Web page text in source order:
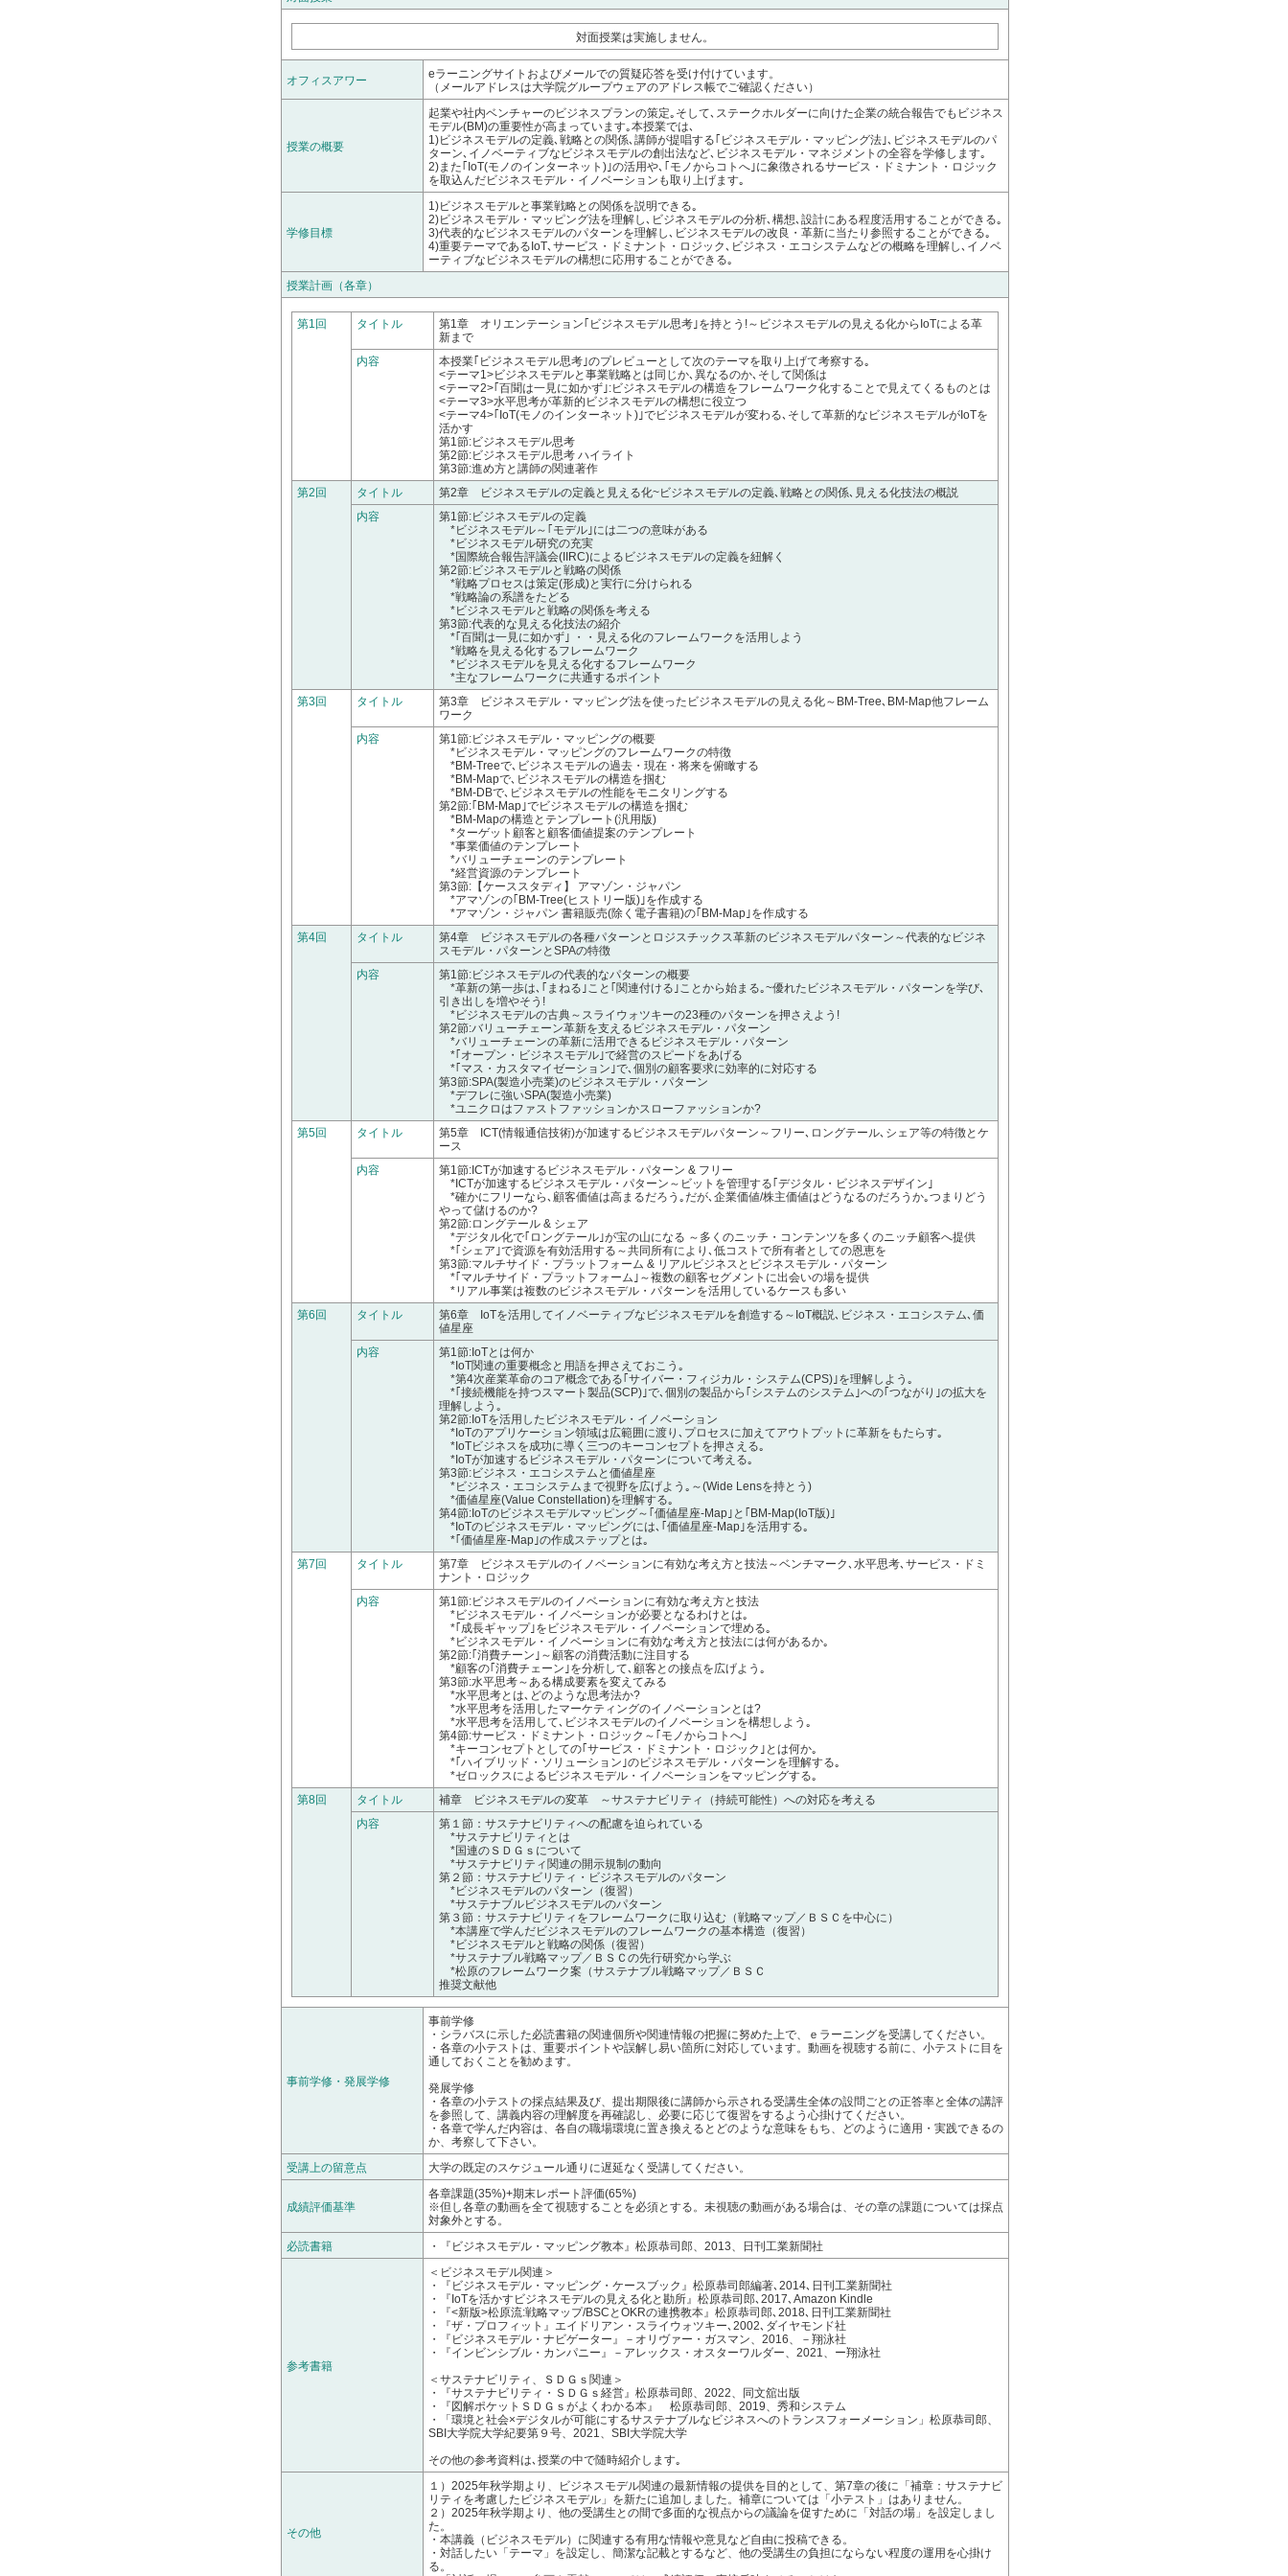
対面授業は実施しません。
オフィスアワー
eラーニングサイトおよびメールでの質疑応答を受け付けています。
（メールアドレスは大学院グループウェアのアドレス帳でご確認ください）
授業の概要
起業や社内ベンチャーのビジネスプランの策定｡そして､ステークホルダーに向けた企業の統合報告でもビジネス
モデル(BM)の重要性が高まっています｡本授業では､
1)ビジネスモデルの定義､戦略との関係､講師が提唱する｢ビジネスモデル・マッピング法｣､ビジネスモデルのパ
ターン､イノベーティブなビジネスモデルの創出法など､ビジネスモデル・マネジメントの全容を学修します｡
2)また｢IoT(モノのインターネット)｣の活用や､｢モノからコトへ｣に象徴されるサービス・ドミナント・ロジック
を取込んだビジネスモデル・イノベーションも取り上げます｡
学修目標
1)ビジネスモデルと事業戦略との関係を説明できる｡
2)ビジネスモデル・マッピング法を理解し､ビジネスモデルの分析､構想､設計にある程度活用することができる｡
3)代表的なビジネスモデルのパターンを理解し､ビジネスモデルの改良・革新に当たり参照することができる｡
4)重要テーマであるIoT､サービス・ドミナント・ロジック､ビジネス・エコシステムなどの概略を理解し､イノベ
ーティブなビジネスモデルの構想に応用することができる｡
授業計画（各章）
第1回 タイトル
第1章 オリエンテーション｢ビジネスモデル思考｣を持とう!～ビジネスモデルの見える化からIoTによる革
新まで
内容
本授業｢ビジネスモデル思考｣のプレビューとして次のテーマを取り上げて考察する｡
<テーマ1>ビジネスモデルと事業戦略とは同じか､異なるのか､そして関係は
<テーマ2>｢百聞は一見に如かず｣:ビジネスモデルの構造をフレームワーク化することで見えてくるものとは
<テーマ3>水平思考が革新的ビジネスモデルの構想に役立つ
<テーマ4>｢IoT(モノのインターネット)｣でビジネスモデルが変わる､そして革新的なビジネスモデルがIoTを
活かす
第1節:ビジネスモデル思考
第2節:ビジネスモデル思考 ハイライト
第3節:進め方と講師の関連著作
第2回
タイトル
第2章 ビジネスモデルの定義と見える化~ビジネスモデルの定義､戦略との関係､見える化技法の概説
内容
第1節:ビジネスモデルの定義
*ビジネスモデル～｢モデル｣には二つの意味がある
*ビジネスモデル研究の充実
*国際統合報告評議会(IIRC)によるビジネスモデルの定義を紐解く
第2節:ビジネスモデルと戦略の関係
*戦略プロセスは策定(形成)と実行に分けられる
*戦略論の系譜をたどる
*ビジネスモデルと戦略の関係を考える
第3節:代表的な見える化技法の紹介
*｢百聞は一見に如かず｣ ・・見える化のフレームワークを活用しよう
*戦略を見える化するフレームワーク
*ビジネスモデルを見える化するフレームワーク
*主なフレームワークに共通するポイント
第3回
タイトル
第3章 ビジネスモデル・マッピング法を使ったビジネスモデルの見える化～BM-Tree､BM-Map他フレーム
ワーク
内容
第1節:ビジネスモデル・マッピングの概要
*ビジネスモデル・マッピングのフレームワークの特徴
*BM-Treeで､ビジネスモデルの過去・現在・将来を俯瞰する
*BM-Mapで､ビジネスモデルの構造を掴む
*BM-DBで､ビジネスモデルの性能をモニタリングする
第2節:｢BM-Map｣でビジネスモデルの構造を掴む
*BM-Mapの構造とテンプレート(汎用版)
*ターゲット顧客と顧客価値提案のテンプレート
*事業価値のテンプレート
*バリューチェーンのテンプレート
*経営資源のテンプレート
第3節:【ケーススタディ】 アマゾン・ジャパン
*アマゾンの｢BM-Tree(ヒストリー版)｣を作成する
*アマゾン・ジャパン 書籍販売(除く電子書籍)の｢BM-Map｣を作成する
第4回
タイトル
第4章 ビジネスモデルの各種パターンとロジスチックス革新のビジネスモデルパターン～代表的なビジネ
スモデル・パターンとSPAの特徴
内容
第1節:ビジネスモデルの代表的なパターンの概要
*革新の第一歩は､｢まねる｣こと｢関連付ける｣ことから始まる｡~優れたビジネスモデル・パターンを学び､
引き出しを増やそう!
*ビジネスモデルの古典～スライウォツキーの23種のパターンを押さえよう!
第2節:バリューチェーン革新を支えるビジネスモデル・パターン
*バリューチェーンの革新に活用できるビジネスモデル・パターン
*｢オープン・ビジネスモデル｣で経営のスピードをあげる
*｢マス・カスタマイゼーション｣で､個別の顧客要求に効率的に対応する
第3節:SPA(製造小売業)のビジネスモデル・パターン
*デフレに強いSPA(製造小売業)
*ユニクロはファストファッションかスローファッションか?
第5回
タイトル
第5章 ICT(情報通信技術)が加速するビジネスモデルパターン～フリー､ロングテール､シェア等の特徴とケ
ース
内容
第1節:ICTが加速するビジネスモデル・パターン & フリー
*ICTが加速するビジネスモデル・パターン～ビットを管理する｢デジタル・ビジネスデザイン｣
*確かにフリーなら､顧客価値は高まるだろう｡だが､企業価値/株主価値はどうなるのだろうか｡つまりどう
やって儲けるのか?
第2節:ロングテール & シェア
*デジタル化で｢ロングテール｣が宝の山になる ～多くのニッチ・コンテンツを多くのニッチ顧客へ提供
*｢シェア｣で資源を有効活用する～共同所有により､低コストで所有者としての恩恵を
第3節:マルチサイド・プラットフォーム & リアルビジネスとビジネスモデル・パターン
*｢マルチサイド・プラットフォーム｣～複数の顧客セグメントに出会いの場を提供
*リアル事業は複数のビジネスモデル・パターンを活用しているケースも多い
第6回
タイトル
第6章 IoTを活用してイノベーティブなビジネスモデルを創造する～IoT概説､ビジネス・エコシステム､価
値星座
内容
第1節:IoTとは何か
*IoT関連の重要概念と用語を押さえておこう｡
*第4次産業革命のコア概念である｢サイバー・フィジカル・システム(CPS)｣を理解しよう｡
*｢接続機能を持つスマート製品(SCP)｣で､個別の製品から｢システムのシステム｣への｢つながり｣の拡大を
理解しよう｡
第2節:IoTを活用したビジネスモデル・イノベーション
*IoTのアプリケーション領域は広範囲に渡り､プロセスに加えてアウトプットに革新をもたらす｡
*IoTビジネスを成功に導く三つのキーコンセプトを押さえる｡
*IoTが加速するビジネスモデル・パターンについて考える｡
第3節:ビジネス・エコシステムと価値星座
*ビジネス・エコシステムまで視野を広げよう｡～(Wide Lensを持とう)
*価値星座(Value Constellation)を理解する｡
第4節:IoTのビジネスモデルマッピング～｢価値星座-Map｣と｢BM-Map(IoT版)｣
*IoTのビジネスモデル・マッピングには､｢価値星座-Map｣を活用する｡
*｢価値星座-Map｣の作成ステップとは｡
第7回
タイトル
第7章 ビジネスモデルのイノベーションに有効な考え方と技法～ベンチマーク､水平思考､サービス・ドミ
ナント・ロジック
内容
第1節:ビジネスモデルのイノベーションに有効な考え方と技法
*ビジネスモデル・イノベーションが必要となるわけとは｡
*｢成長ギャップ｣をビジネスモデル・イノベーションで埋める｡
*ビジネスモデル・イノベーションに有効な考え方と技法には何があるか｡
第2節:｢消費チーン｣～顧客の消費活動に注目する
*顧客の｢消費チェーン｣を分析して､顧客との接点を広げよう｡
第3節:水平思考～ある構成要素を変えてみる
*水平思考とは､どのような思考法か?
*水平思考を活用したマーケティングのイノベーションとは?
*水平思考を活用して､ビジネスモデルのイノベーションを構想しよう｡
第4節:サービス・ドミナント・ロジック～｢モノからコトへ｣
*キーコンセプトとしての｢サービス・ドミナント・ロジック｣とは何か｡
*｢ハイブリッド・ソリューション｣のビジネスモデル・パターンを理解する｡
*ゼロックスによるビジネスモデル・イノベーションをマッピングする｡
第8回
タイトル
補章 ビジネスモデルの変革 ～サステナビリティ（持続可能性）への対応を考える
内容
第１節：サステナビリティへの配慮を迫られている
*サステナビリティとは
*国連のＳＤＧｓについて
*サステナビリティ関連の開示規制の動向
第２節：サステナビリティ・ビジネスモデルのパターン
*ビジネスモデルのパターン（復習）
*サステナブルビジネスモデルのパターン
第３節：サステナビリティをフレームワークに取り込む（戦略マップ／ＢＳＣを中心に）
*本講座で学んだビジネスモデルのフレームワークの基本構造（復習）
*ビジネスモデルと戦略の関係（復習）
*サステナブル戦略マップ／ＢＳＣの先行研究から学ぶ
*松原のフレームワーク案（サステナブル戦略マップ／ＢＳＣ
推奨文献他
事前学修・発展学修
事前学修
・シラバスに示した必読書籍の関連個所や関連情報の把握に努めた上で、ｅラーニングを受講してください。
・各章の小テストは、重要ポイントや誤解し易い箇所に対応しています。動画を視聴する前に、小テストに目を
通しておくことを勧めます。
発展学修
・各章の小テストの採点結果及び、提出期限後に講師から示される受講生全体の設問ごとの正答率と全体の講評
を参照して、講義内容の理解度を再確認し、必要に応じて復習をするよう心掛けてください。
・各章で学んだ内容は、各自の職場環境に置き換えるとどのような意味をもち、どのように適用・実践できるの
か、考察して下さい。
受講上の留意点
大学の既定のスケジュール通りに遅延なく受講してください。
成績評価基準
各章課題(35%)+期末レポート評価(65%)
※但し各章の動画を全て視聴することを必須とする。未視聴の動画がある場合は、その章の課題については採点
対象外とする。
必読書籍
・『ビジネスモデル・マッピング教本』松原恭司郎、2013、日刊工業新聞社
参考書籍
＜ビジネスモデル関連＞
・『ビジネスモデル・マッピング・ケースブック』松原恭司郎編著､2014､日刊工業新聞社
・『IoTを活かすビジネスモデルの見える化と勘所』松原恭司郎､2017､Amazon Kindle
・『<新版>松原流:戦略マップ/BSCとOKRの連携教本』松原恭司郎､2018､日刊工業新聞社
・『ザ・プロフィット』エイドリアン・スライウォツキー､2002､ダイヤモンド社
・『ビジネスモデル・ナビゲーター』－オリヴァー・ガスマン、2016、－翔泳社
・『インビンシブル・カンパニー』－アレックス・オスターワルダー、2021、ー翔泳社
＜サステナビリティ、ＳＤＧｓ関連＞
・『サステナビリティ・ＳＤＧｓ経営』松原恭司郎、2022、同文舘出版
・『図解ポケットＳＤＧｓがよくわかる本』 松原恭司郎、2019、秀和システム
・「環境と社会×デジタルが可能にするサステナブルなビジネスへのトランスフォーメーション」松原恭司郎、
SBI大学院大学紀要第９号、2021、SBI大学院大学
その他の参考資料は､授業の中で随時紹介します｡
その他
１）2025年秋学期より、ビジネスモデル関連の最新情報の提供を目的として、第7章の後に「補章：サステナビ
リティを考慮したビジネスモデル」を新たに追加しました。補章については「小テスト」はありません。
２）2025年秋学期より、他の受講生との間で多面的な視点からの議論を促すために「対話の場」を設定しまし
た。
・本講義（ビジネスモデル）に関連する有用な情報や意見など自由に投稿できる。
・対話したい「テーマ」を設定し、簡潔な記載とするなど、他の受講生の負担にならない程度の運用を心掛け
る。